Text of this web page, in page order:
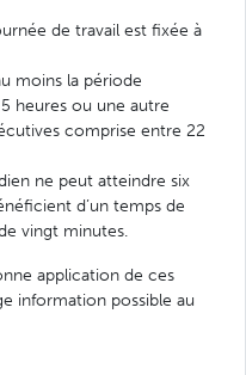
de travail est fixée à
moins la période
heures ou une autre
comprise entre 22
ne peut atteindre six
d’un temps de
vingt minutes.
application de ces
information possible au